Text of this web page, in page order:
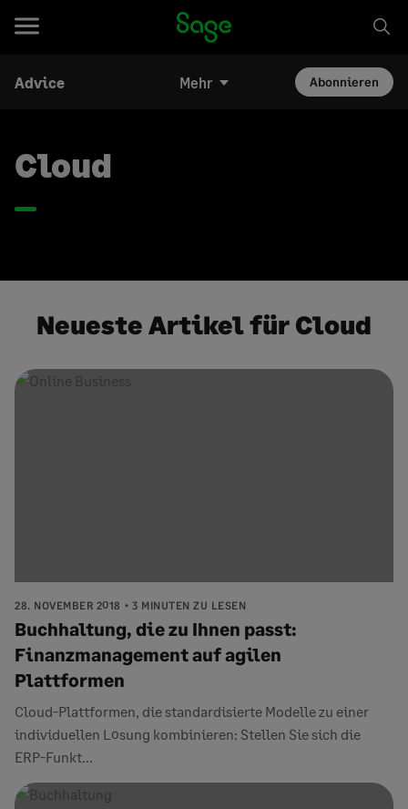
Advice Mehr Abonnieren
Cloud
Neueste Artikel für Cloud
28. NOVEMBER 2018 3 MINUTEN ZU LESEN
Buchhaltung, die zu Ihnen passt:
Finanzmanagement auf agilen
Plattformen
Cloud-Plattformen, die standardisierte Modelle zu einer
individuellen Lösung kombinieren: Stellen Sie sich die
ERP-Funkt...